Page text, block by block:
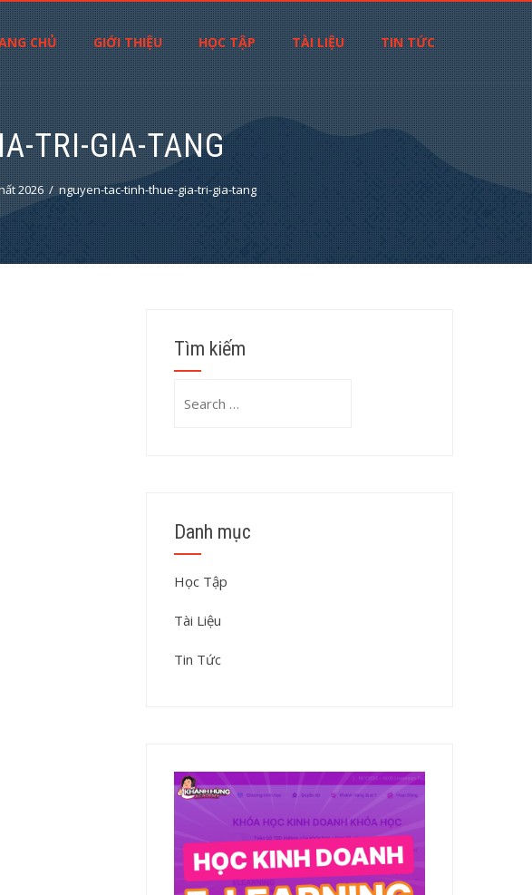
CHỦ GIỚI THIỆU HỌC TẬP TÀI LIỆU TIN TỨC
TRI-GIA-TANG
2026 nguyen-tac-tinh-thue-gia-tri-gia-tang
Tìm kiếm
Danh mục
Học Tập
Tài Liệu
Tin Tức